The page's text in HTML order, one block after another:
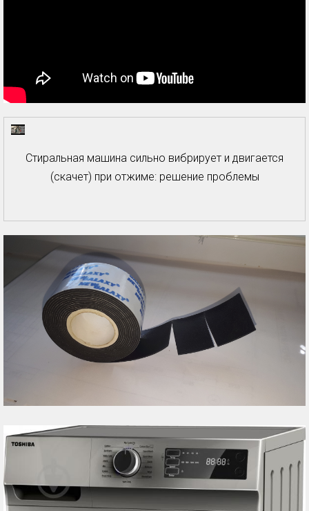
Стиральная машина сильно вибрирует и двигается
(скачет) при отжиме: решение проблемы